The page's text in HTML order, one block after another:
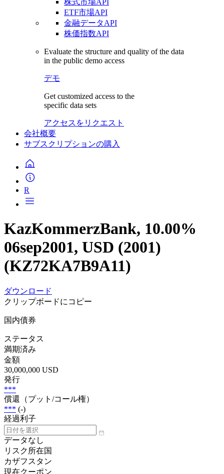
株式市場API
ETF市場API
金融データAPI
株価指数API
Evaluate the structure and quality of the data
in the public demo access
デモ
Get customized access to the
specific data sets
アクセスをリクエスト
会社概要
サブスクリプションの購入
R
KazKommerzBank, 10.00%
06sep2001, USD (2001)
(KZ72KA7B9A11)
ダウンロード
クリップボードにコピー
国内債券
ステータス
満期済み
金額
30,000,000 USD
発行
***
償還（プット/コール権）
*** (-)
経過利子
データなし
リスク所在国
カザフスタン
現在クーポン